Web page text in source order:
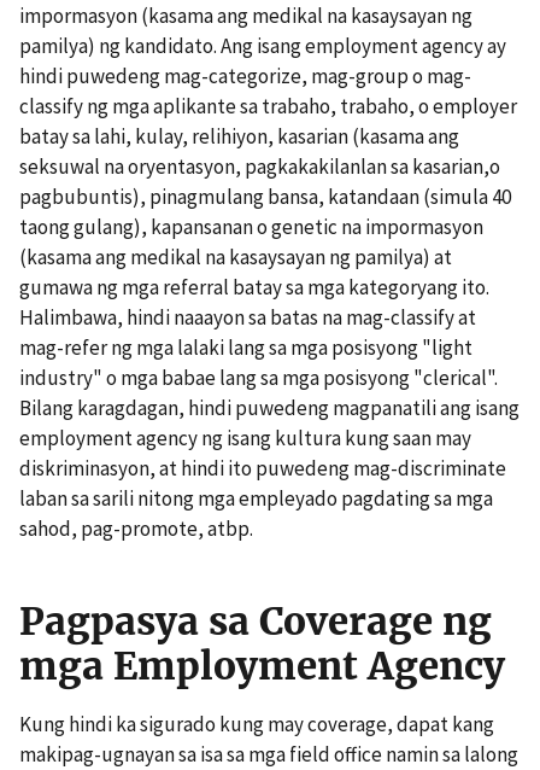
impormasyon (kasama ang medikal na kasaysayan ng
pamilya) ng kandidato. Ang isang employment agency ay
hindi puwedeng mag-categorize, mag-group o mag-
classify ng mga aplikante sa trabaho, trabaho, o employer
batay sa lahi, kulay, relihiyon, kasarian (kasama ang
seksuwal na oryentasyon, pagkakakilanlan sa kasarian,o
pagbubuntis), pinagmulang bansa, katandaan (simula 40
taong gulang), kapansanan o genetic na impormasyon
(kasama ang medikal na kasaysayan ng pamilya) at
gumawa ng mga referral batay sa mga kategoryang ito.
Halimbawa, hindi naaayon sa batas na mag-classify at
mag-refer ng mga lalaki lang sa mga posisyong "light
industry" o mga babae lang sa mga posisyong "clerical".
Bilang karagdagan, hindi puwedeng magpanatili ang isang
employment agency ng isang kultura kung saan may
diskriminasyon, at hindi ito puwedeng mag-discriminate
laban sa sarili nitong mga empleyado pagdating sa mga
sahod, pag-promote, atbp.
Pagpasya sa Coverage ng
mga Employment Agency
Kung hindi ka sigurado kung may coverage, dapat kang
makipag-ugnayan sa isa sa mga field office namin sa lalong